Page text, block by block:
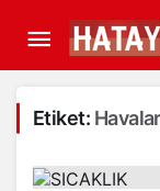
Etiket: